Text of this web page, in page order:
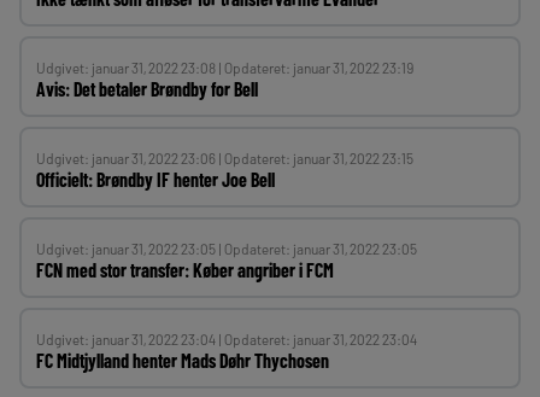
Udgivet: januar 31, 2022 23:08 | Opdateret: januar 31, 2022 23:19
Avis: Det betaler Brøndby for Bell
Udgivet: januar 31, 2022 23:06 | Opdateret: januar 31, 2022 23:15
Officielt: Brøndby IF henter Joe Bell
Udgivet: januar 31, 2022 23:05 | Opdateret: januar 31, 2022 23:05
FCN med stor transfer: Køber angriber i FCM
Udgivet: januar 31, 2022 23:04 | Opdateret: januar 31, 2022 23:04
FC Midtjylland henter Mads Døhr Thychosen